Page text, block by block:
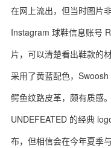
关于
在网上流出，但当时图片
Instagram 球鞋信息账号
片，可以清楚看出鞋款的
采用了黄蓝配色，
鳄鱼纹路皮革，颇有质感
UNDEFEATED 的经典
布，但相信会在今年夏季